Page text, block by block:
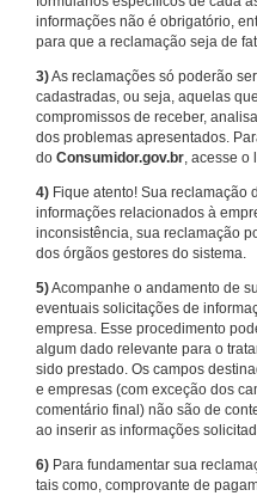
informações não é obrigatório,
para que a reclamação seja de
3)As reclamações só poderão
cadastradas, ou seja, aquelas
compromissos de receber,
dos problemas apresentados.
do Consumidor.gov.br, acesse o
4) Fique atento! Sua reclamação
informações relacionados à
inconsistência, sua reclamação
dos órgãos gestores do sistema.
5)Acompanhe o andamento de
eventuais solicitações de
empresa. Esse procedimento
algum dado relevante para o
sido prestado. Os campos
e empresas (com exceção dos
comentário final) não são de
ao inserir as informações
6) Para fundamentar sua
tais como, comprovante de